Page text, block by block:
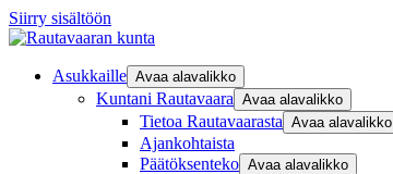
Siirry sisältöön
Asukkaille Avaa alavalikko
Kuntani Rautavaara Avaa alavalikko
Tietoa Rautavaarasta Avaa alavalikko
Ajankohtaista
Päätöksenteko Avaa alavalikko